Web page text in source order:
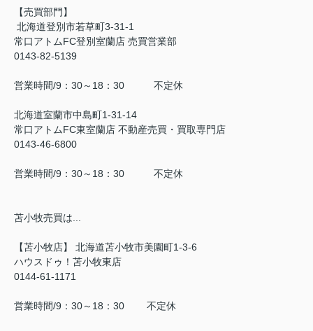
【売買部門】
北海道登別市若草町3-31-1
常口アトムFC登別室蘭店 売買営業部
0143-82-5139
営業時間/9：30～18：30 不定休
北海道室蘭市中島町1-31-14
常口アトムFC東室蘭店 不動産売買・買取専門店
0143-46-6800
営業時間/9：30～18：30 不定休
苫小牧売買は...
【苫小牧店】 北海道苫小牧市美園町1-3-6
ハウスドゥ！苫小牧東店
0144-61-1171
営業時間/9：30～18：30 不定休